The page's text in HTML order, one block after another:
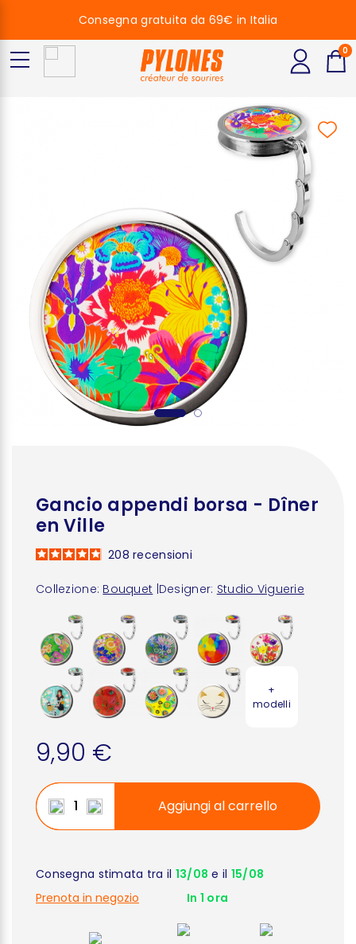
Gancio appendi borsa - Dîner
en Ville
Collezione: Bouquet Designer: Studio Viguerie
208recensioni
+
modelli
9,90 €
Aggiungi al carrello
Consegna stimata tra il 13/08 e il 15/08
Prenota in negozio
In 1 ora
Consegna gratuita da 69€ in Italia
0